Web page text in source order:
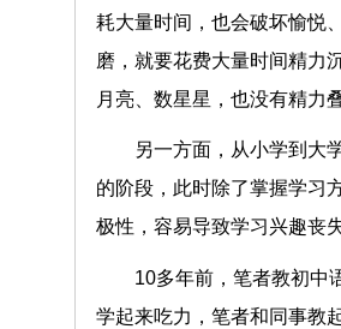
耗大量时间，也会破坏愉悦
磨，就要花费大量时间精力
月亮、数星星，也没有精
另一方面，从小学到大
的阶段，此时除了掌握学习
极性，容易导致学习兴趣
10多年前，笔者教初中
学起来吃力，笔者和同事教